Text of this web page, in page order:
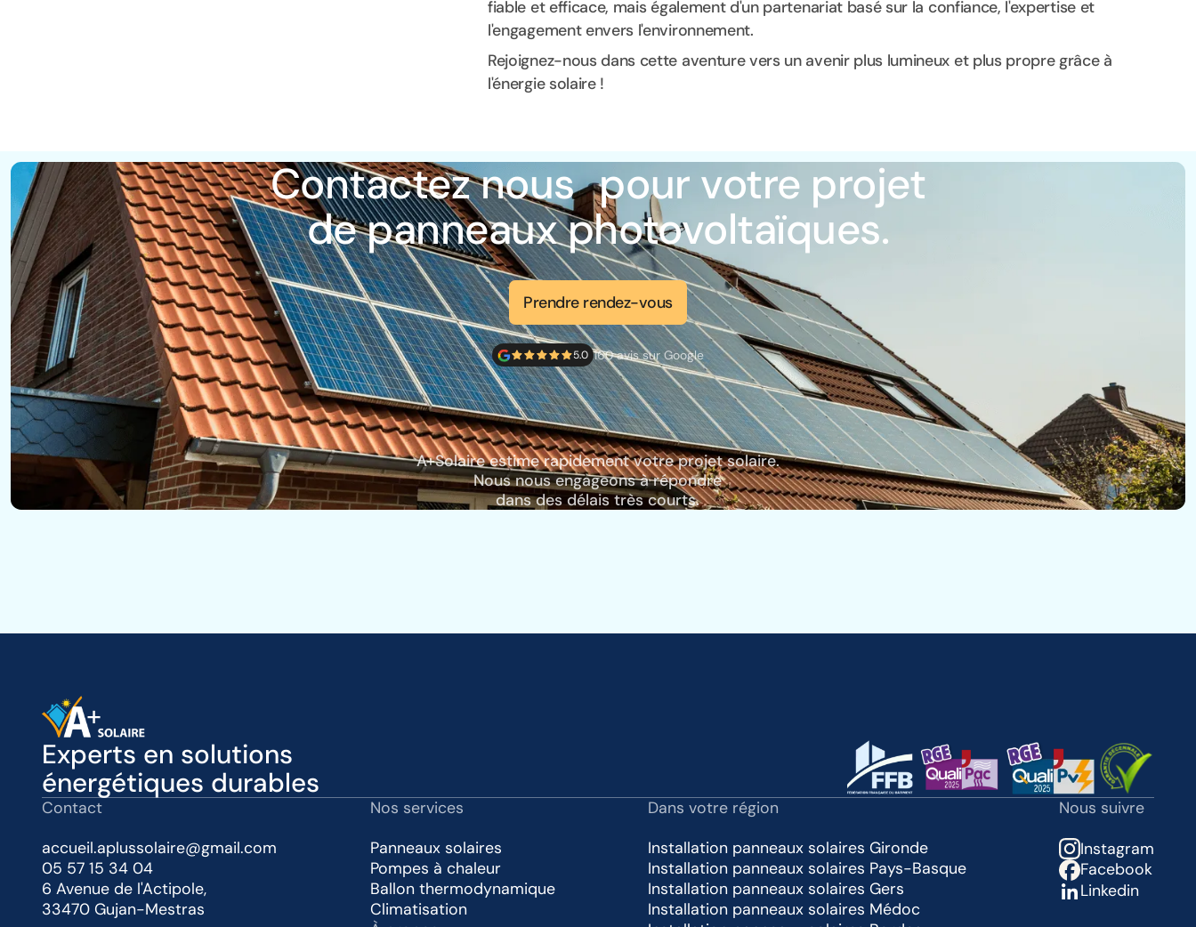
fiable et efficace, mais également d'un partenariat basé sur la confiance, l'expertise et
l'engagement envers l'environnement.
Rejoignez-nous dans cette aventure vers un avenir plus lumineux et plus propre grâce à
l'énergie solaire !
Contactez nous pour votre projet
de panneaux photovoltaïques.
Prendre rendez-vous
5.0 160 avis sur Google
A+Solaire estime rapidement votre projet solaire.
Nous nous engageons à répondre
dans des délais très courts.
Experts en solutions
énergétiques durables
Contact
accueil.aplussolaire@gmail.com
05 57 15 34 04
6 Avenue de l'Actipole,
33470 Gujan-Mestras
Nos services
Panneaux solaires
Pompes à chaleur
Ballon thermodynamique
Climatisation
Dans votre région
Installation panneaux solaires Gironde
Installation panneaux solaires Pays-Basque
Installation panneaux solaires Gers
Installation panneaux solaires Médoc
Nous suivre
Instagram
Facebook
Linkedin